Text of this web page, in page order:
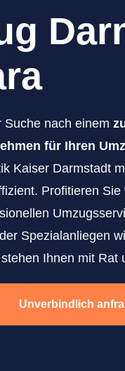
Suche nach einem
für Ihren
Kaiser Darmstadt
Profitieren
Spezialanliegen
Ihnen mit Rat
Unverbindlich